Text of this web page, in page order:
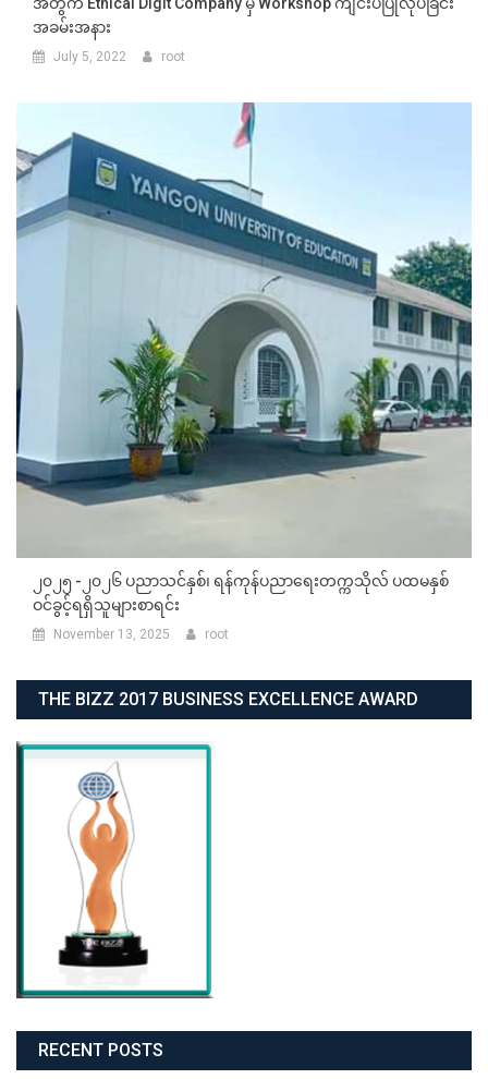
အခမ်းအနား
July 5, 2022 root
၂၀၂၅ -၂၀၂၆ ပညာသင်နှစ်၊ ရန်ကုန်ပညာရေးတက္ကသိုလ် ပထမနှစ်
ဝင်ခွင့်ရရှိသူများစာရင်း
November 13, 2025 root
THE BIZZ 2017 BUSINESS EXCELLENCE AWARD
RECENT POSTS